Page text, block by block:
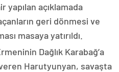
yapılan açıklamada
geri dönmesi ve
masaya yatırıldı.
Dağlık Karabağ’a
Harutyunyan, savaşta